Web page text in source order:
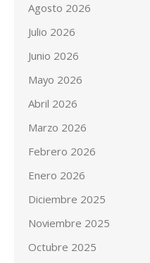
Agosto 2026
Julio 2026
Junio 2026
Mayo 2026
Abril 2026
Marzo 2026
Febrero 2026
Enero 2026
Diciembre 2025
Noviembre 2025
Octubre 2025